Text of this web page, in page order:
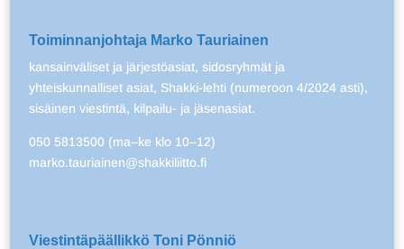
Toiminnanjohtaja Marko Tauriainen
kansainväliset ja järjestöasiat, sidosryhmät ja
yhteiskunnalliset asiat, Shakki-lehti (numeroon 4/2024 asti),
sisäinen viestintä, kilpailu- ja jäsenasiat.
050 5813500 (ma–ke klo 10–12)
marko.tauriainen@shakkiliitto.fi
Viestintäpäällikkö Toni Pönniö